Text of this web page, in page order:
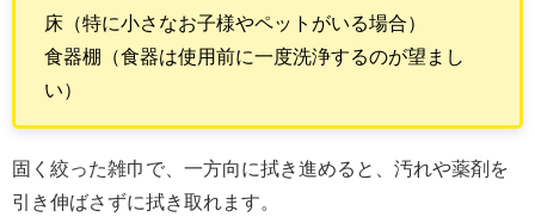
床（特に小さなお子様やペットがいる場合）
食器棚（食器は使用前に一度洗浄するのが望まし
い）
固く絞った雑巾で、一方向に拭き進めると、汚れや薬剤を
引き伸ばさずに拭き取れます。